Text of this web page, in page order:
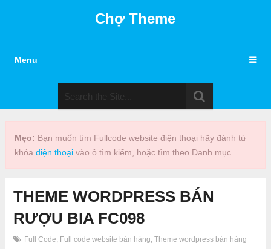
Chợ Theme
Menu
Mẹo: Bạn muốn tìm Fullcode website điện thoại hãy đánh từ
khóa điện thoạivào ô tìm kiếm, hoặc tìm theo Danh mục.
THEME WORDPRESS BÁN
RƯỢU BIA FC098
Full Code, Full code website bán hàng, Theme wordpress bán hàng